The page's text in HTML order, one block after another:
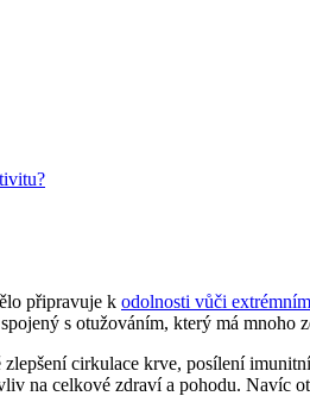
připravuje k odolnosti vůči
s otužováním, který má mnoho
cirkulace krve, posílení
celkové zdraví a pohodu. Navíc